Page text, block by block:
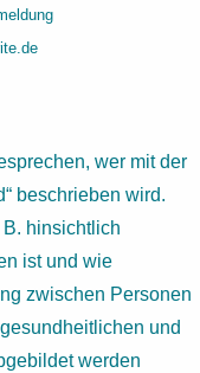
wer mit der
beschrieben wird.
hinsichtlich
ist und wie
zwischen Personen
und
werden